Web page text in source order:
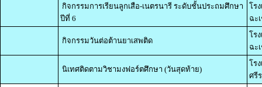
กิจกรรมการเรียนลูกเสือ-เนตรนารี ระดับชั้นประถมศึกษา
ปีที่ 6
โร
ฉะ
กิจกรรมวันต่อต้านยาเสพติด
โร
ฉะ
นิเทศติดตามวิชามงฟอร์ตศึกษา (วันสุดท้าย)
โร
ศรี